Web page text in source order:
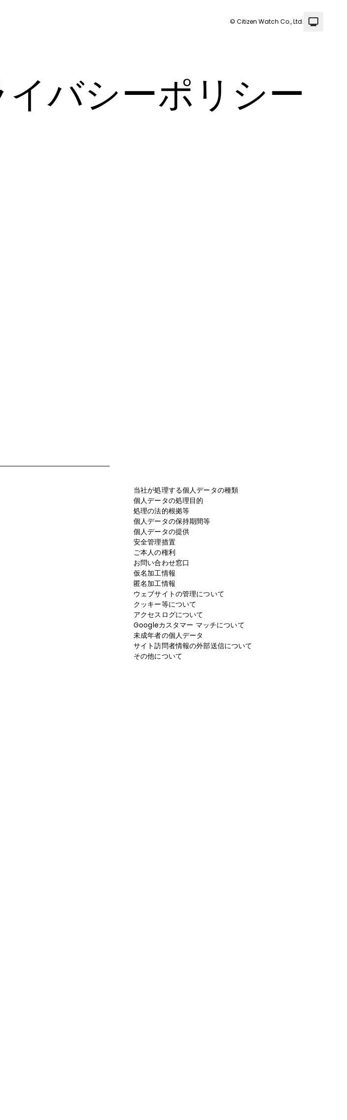
© Citizen Watch Co., Ltd.
バシーポリシー
当社が処理する個人データの種類
個人データの処理目的
処理の法的根拠等
個人データの保持期間等
個人データの提供
安全管理措置
ご本人の権利
お問い合わせ窓口
仮名加工情報
匿名加工情報
ウェブサイトの管理について
クッキー等について
アクセスログについて
Googleカスタマー マッチについて
未成年者の個人データ
サイト訪問者情報の外部送信について
その他について